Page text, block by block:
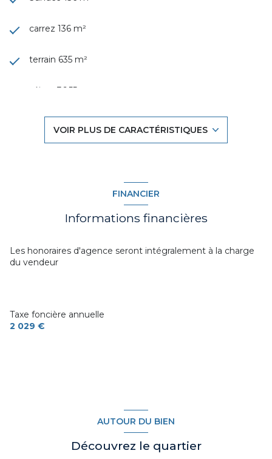
carrez 136 m²
terrain 635 m²
séjour 36,55 m²
construit en 1994
cuisine séparée (semi-équipée)
VOIR PLUS DE CARACTÉRISTIQUES
FINANCIER
Informations financières
Les honoraires d'agence seront intégralement à la charge
du vendeur
Taxe foncière annuelle
2 029 €
AUTOUR DU BIEN
Découvrez le quartier